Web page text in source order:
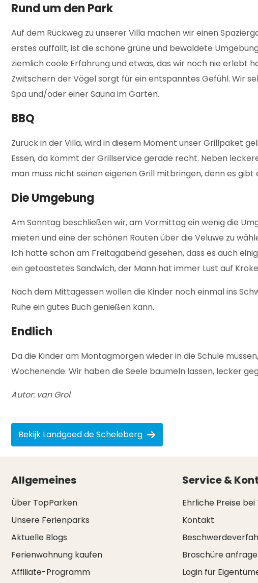
Rund um den Park
Auf dem Rückweg zu unserer Villa machen wir einen
erstes auffällt, ist die schöne grüne und bewaldete
ziemlich coole Erfahrung und etwas, das wir noch nie erlebt
Zwitschern der Vögel sorgt für ein entspanntes Gefühl. Wir
Spa und/oder einer Sauna im Garten.
BBQ
Zurück in der Villa, wird in diesem Moment unser Grillpaket
Essen, da kommt der Grillservice gerade recht. Neben
man muss nicht seinen eigenen Grill mitbringen, denn es gibt
Die Umgebung
Am Sonntag beschließen wir, am Vormittag ein wenig die
mieten und eine der schönen Routen über die Veluwe zu
Ich hatte schon am Freitagabend gesehen, dass es auch
ein getoastetes Sandwich, der Mann hat immer Lust auf
Nach dem Mittagessen wollen die Kinder noch einmal ins
Ruhe ein gutes Buch genießen kann.
Endlich
Da die Kinder am Montagmorgen wieder in die Schule
Wochenende. Wir haben die Seele baumeln lassen, lecker
Autor: van Grol
Bekijk Landgoed de Scheleberg
Allgemeines
Über TopParken
Unsere Ferienparks
Aktuelle Blogs
Ferienwohnung kaufen
Affiliate-Programm
Service &
Ehrliche Preise
Kontakt
Broschüre
Login für